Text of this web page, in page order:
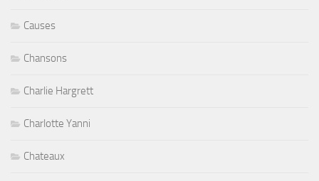
Causes
Chansons
Charlie Hargrett
Charlotte Yanni
Chateaux